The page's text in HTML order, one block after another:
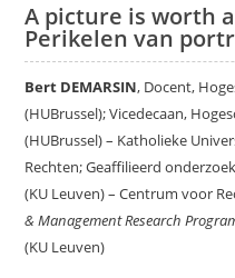
A picture is worth
Perikelen van
Bert DEMARSIN, Docent,
(HUBrussel); Vicedecaan,
(HUBrussel) – Katholieke
Rechten; Geaffilieerd
(KU Leuven) – Centrum voor
& Management Research
(KU Leuven)